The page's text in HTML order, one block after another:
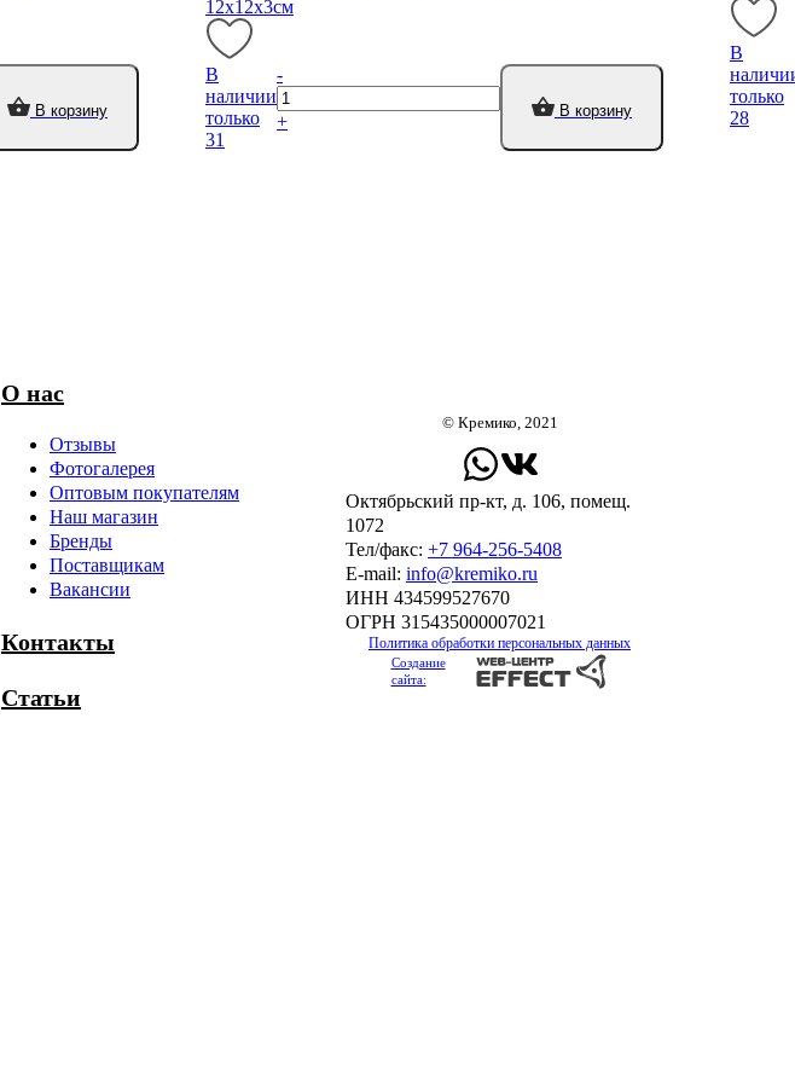
В корзину
12х12х3см
В
наличии
только
31
-
+
В корзину
В
только
28
О нас
Отзывы
Фотогалерея
Оптовым покупателям
Наш магазин
Бренды
Поставщикам
Вакансии
Контакты
Статьи
© Кремико, 2021
Октябрьский пр-кт, д. 106, помещ.
1072
Тел/факс: +7 964-256-5408
Е-mail: info@kremiko.ru
ИНН 434599527670
ОГРН 315435000007021
Политика обработки персональных данных
Создание
сайта: